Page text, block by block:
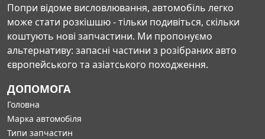
Попри відоме висловлювання, автомобіль легко
може стати розкішшю - тільки подивіться, скільки
коштують нові запчастини. Ми пропонуємо
альтернативу: запасні частини з розібраних авто
європейського та азіатського походження.
ДОПОМОГА
Головна
Марка автомобіля
Типи запчастин